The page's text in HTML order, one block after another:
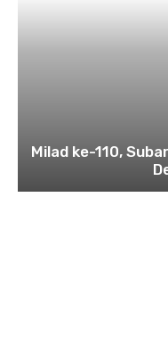
Milad ke-110,